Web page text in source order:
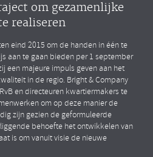
om gezamenlijke
realiseren
eind 2015 om de handen in één te
aan te gaan bieden per 1 september
een majeure impuls geven aan het
in de regio. Bright & Company
en directeuren kwartiermakers te
om op deze manier de
zijn gezien de geformuleerde
behoefte het ontwikkelen van
is om vanuit visie de nieuwe